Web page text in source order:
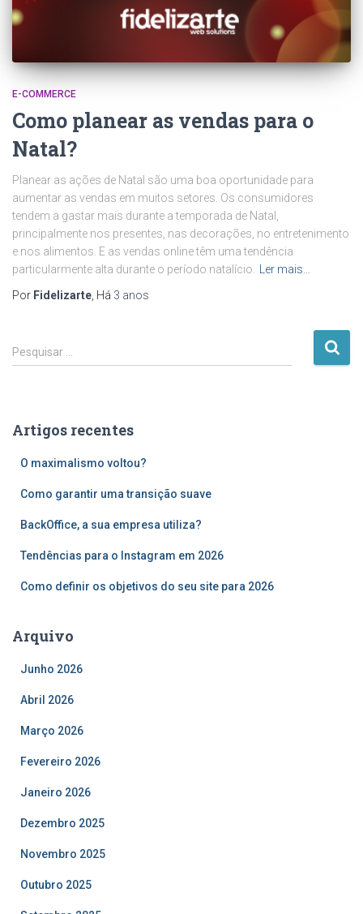
E-COMMERCE
Como planear as vendas para o
Natal?
Planear as ações de Natal são uma boa oportunidade para
aumentar as vendas em muitos setores. Os consumidores
tendem a gastar mais durante a temporada de Natal,
principalmente nos presentes, nas decorações, no entretenimento
e nos alimentos. E as vendas online têm uma tendência
particularmente alta durante o período natalício.
Ler mais…
Por Fidelizarte , Há 3 anos
P
e
i
Pesquisar …
Artigos recentes
O maximalismo voltou?
Como garantir uma transição suave
BackOffice, a sua empresa utiliza?
Tendências para o Instagram em 2026
Como definir os objetivos do seu site para 2026
Arquivo
Junho 2026
Abril 2026
Março 2026
Fevereiro 2026
Janeiro 2026
Dezembro 2025
Novembro 2025
Outubro 2025